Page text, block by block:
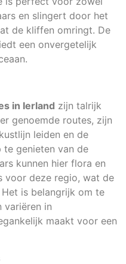
en slingert door het
de kliffen omringt. De
een onvergetelijk
in Ierland zijn talrijk
genoemde routes, zijn
leiden en de
genieten van de
kunnen hier flora en
voor deze regio, wat de
is belangrijk om te
variëren in
maakt voor een